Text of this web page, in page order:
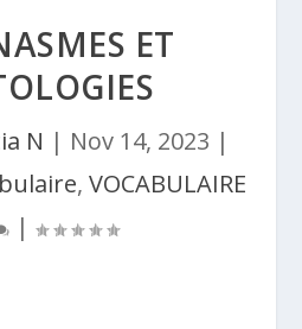
ET
N | Nov 14, 2023 |
, VOCABULAIRE
|